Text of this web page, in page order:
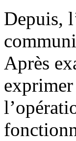
Depuis,
Après